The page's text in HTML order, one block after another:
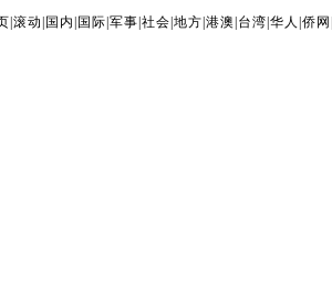
滚动 国内 国际 军事 社会 地方 港澳 台湾 华人 侨网